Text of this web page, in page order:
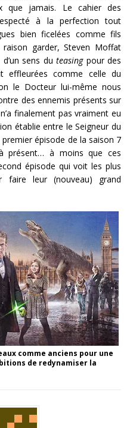
que jamais. Le cahier des
à la perfection tout
bien ficelées comme fils
garder, Steven Moffat
sens du teasingpour des
effleurées comme celle du
le Docteur lui-même nous
des ennemis présents sur
finalement pas vraiment eu
établie entre le Seigneur du
épisode de la saison 7
présent… à moins que ces
épisode qui voit les plus
faire leur (nouveau) grand
comme anciens pour une
de redynamiser la